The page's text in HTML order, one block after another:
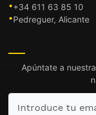
+34 611 63 85 10
Pedreguer, Alicante
Apúntate a
Introduce